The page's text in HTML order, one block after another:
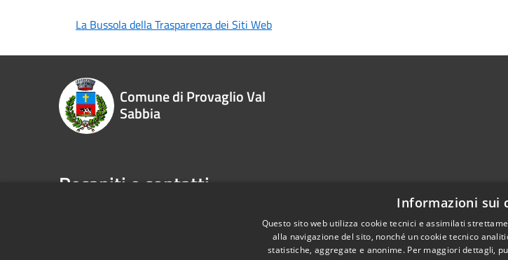
La Bussola della Trasparenza dei Siti Web
Comune di Provaglio Val
Sabbia
Recapiti e contatti
Mappa del sito
Informazioni sui
Questo sito web utilizza cookie tecnici e assimilati
alla navigazione del sito, nonché un cookie tecnico
statistiche, aggregate e anonime. Per maggiori dettagli,